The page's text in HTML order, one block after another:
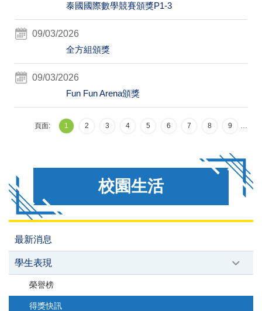
泰國國際數學競賽頒獎P1-3
09/03/2026
全方組頒獎
09/03/2026
Fun Fun Arena頒獎
頁面: 1 2 3 4 5 6 7 8 9 …
校園生活
最新消息
學生表現
榮譽榜
得獎快訊